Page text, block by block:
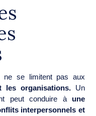
ne se limitent pas aux
les organisations. Un
peut conduire à une
interpersonnels et